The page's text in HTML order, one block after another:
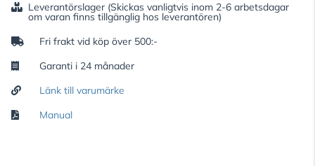
Leverantörslager (Skickas vanligtvis inom 2-6 arbetsdagar
om varan finns tillgänglig hos leverantören)
Fri frakt vid köp över 500:-
Garanti i 24 månader
Länk till varumärke
Manual